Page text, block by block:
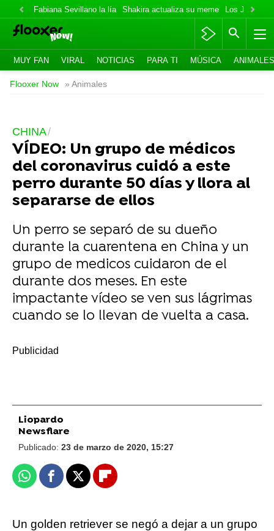
Fabiana Sevillano la lía Shakira actualiza su meme Los Jonas
MUY FAN VIRAL NOTICIAS PARA TI MÚSICA ANIMALES
Flooxer Now » Animales
CHINA
VÍDEO: Un grupo de médicos
del coronavirus cuidó a este
perro durante 50 días y llora al
separarse de ellos
Un perro se separó de su dueño
durante la cuarentena en China y un
grupo de medicos cuidaron de el
durante dos meses. En este
impactante vídeo se ven sus lágrimas
cuando se lo llevan de vuelta a casa.
Liopardo
Newsflare
Publicado: 23 de marzo de 2020, 15:27
WhatsappFacebook
X Flipboard
Un golden retriever se negó a dejar a un grupo